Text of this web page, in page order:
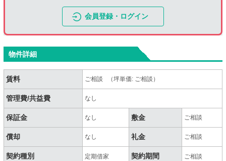
会員登録・ログイン
物件詳細
賃料 ご相談 （坪単価: ご相談）
管理費/共益費 なし
保証金 なし 敷金 ご相談
償却 なし 礼金 ご相談
契約種別 定期借家 契約期間 ご相談